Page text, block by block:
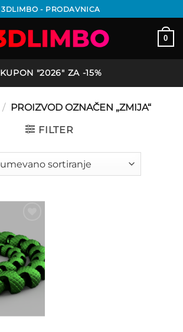
3DLIMBO - PRODAVNICA
0
KUPON "2026" ZA -15%
/ PROIZVOD OZNAČEN „ZMIJA“
FILTER
wishlist